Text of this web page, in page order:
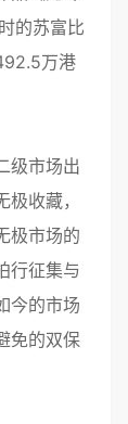
的苏富比
万港
级市场出
收藏，
极市场的
行征集与
今的市场
免的双保